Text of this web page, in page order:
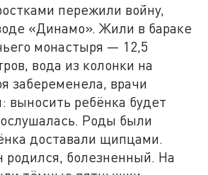
пережили войну,
«Динамо». Жили в бараке
монастыря — 12,5
вода из колонки на
забеременела, врачи
выносить ребёнка будет
Роды были
доставали щипцами.
родился, болезненный. На